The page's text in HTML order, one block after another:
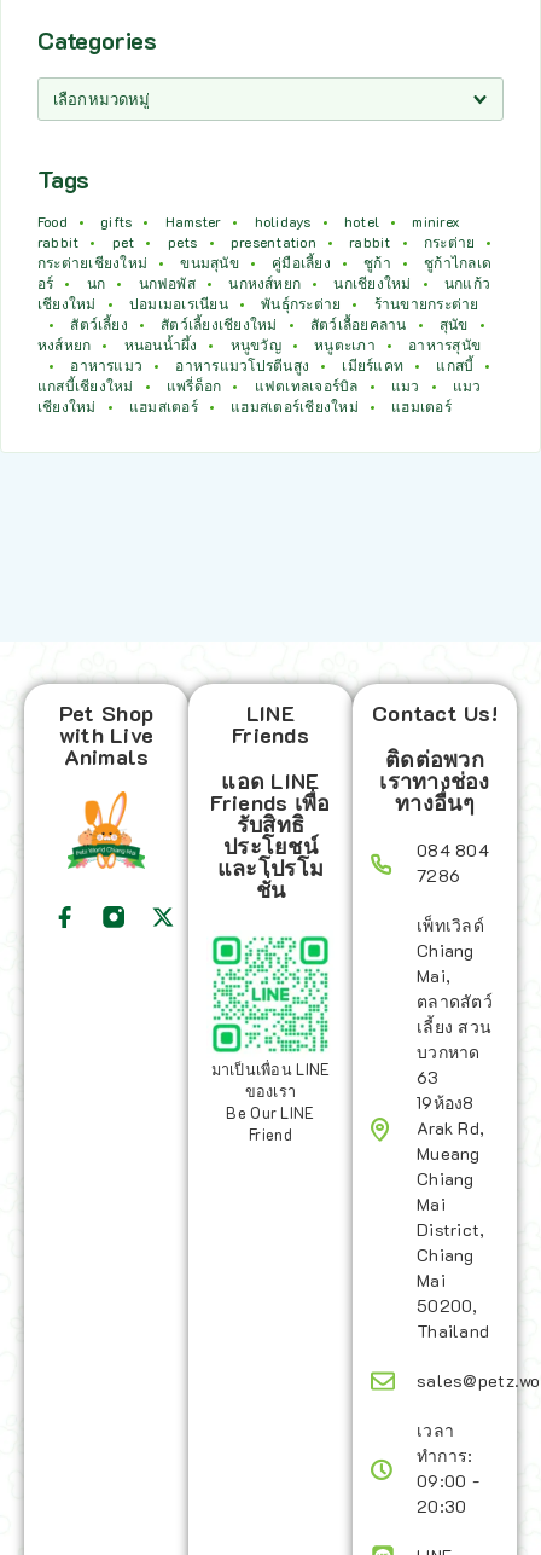
Categories
Tags
Food gifts Hamster holidays hotel
minirex
rabbit
pet pets presentation rabbit
กระต่าย
กระต่ายเชียงใหม่
ขนมสุนัข คู่มือเลี้ยง ชูก้า
ชูก้าไกลเด
อร์
นก นกฟอพัส นกหงส์หยก นกเชียงใหม่
นกแก้ว
เชียงใหม่
ปอมเมอเรเนียน พันธุ์กระต่าย
ร้านขายกระต่าย
สัตว์เลี้ยง
สัตว์เลี้ยงเชียงใหม่ สัตว์เลื้อยคลาน
สุนัข
หงส์หยก
หนอนน้ำผึ้ง หนูขวัญ หนูตะเภา
อาหารสุนัข
อาหารแมว
อาหารแมวโปรตีนสูง เมียร์แคท
แกสบี้
แกสบี้เชียงใหม่
แพรี่ด็อก แฟตเทลเจอร์บิล แมว
แมว
เชียงใหม่
แฮมสเตอร์ แฮมสเตอร์เชียงใหม่ แฮมเตอร์
Pet Shop
with Live
Animals
LINE
Friends
แอด LINE
Friends เพื่อ
รับสิทธิ
ประโยชน์
และโปรโม
ชั่น
มาเป็นเพื่อน LINE
ของเรา
Be Our LINE
Friend
Contact Us!
ติดต่อพวก
เราทางช่อง
ทางอื่นๆ
084 804
7286
เพ็ทเวิลด์
Chiang
Mai,
ตลาดสัตว์
เลี้ยง สวน
บวกหาด
63
19ห้อง8
Arak Rd,
Mueang
Chiang
Mai
District,
Chiang
Mai
50200,
Thailand
เวลา
ทำการ:
09:00 -
20:30